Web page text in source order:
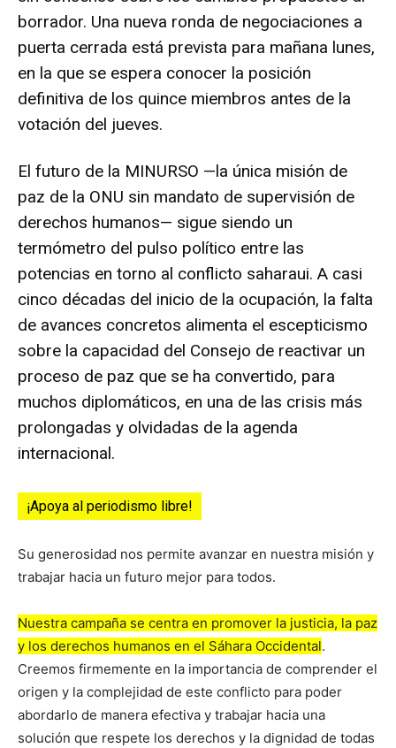
borrador. Una nueva ronda de negociaciones a
puerta cerrada está prevista para mañana lunes,
en la que se espera conocer la posición
definitiva de los quince miembros antes de la
votación del jueves.
El futuro de la MINURSO —la única misión de
paz de la ONU sin mandato de supervisión de
derechos humanos— sigue siendo un
termómetro del pulso político entre las
potencias en torno al conflicto saharaui. A casi
cinco décadas del inicio de la ocupación, la falta
de avances concretos alimenta el escepticismo
sobre la capacidad del Consejo de reactivar un
proceso de paz que se ha convertido, para
muchos diplomáticos, en una de las crisis más
prolongadas y olvidadas de la agenda
internacional.
¡Apoya al periodismo libre!
Su generosidad nos permite avanzar en nuestra misión y
trabajar hacia un futuro mejor para todos.
Nuestra campaña se centra en promover la justicia, la paz
y los derechos humanos en el Sáhara Occidental.
Creemos firmemente en la importancia de comprender el
origen y la complejidad de este conflicto para poder
abordarlo de manera efectiva y trabajar hacia una
solución que respete los derechos y la dignidad de todas